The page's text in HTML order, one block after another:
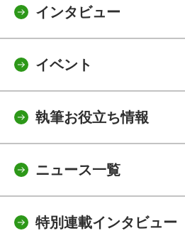
インタビュー
イベント
執筆お役立ち情報
ニュース一覧
特別連載インタビュー